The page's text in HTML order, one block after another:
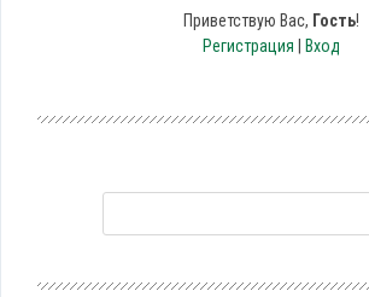
Приветствую Вас, Гость!
Регистрация
Вход